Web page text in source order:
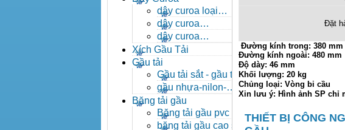
dây curoa loại
A,B,C,D,E
dây curoa
SPZ,SPA,SPB,SPC
dây curoa
XPZ,XPA,XPB,XPC
Xích Gầu Tải
Gầu tải
Gầu tải sắt - gầu tải
inox
gầu nhựa-nilon-
HDPE
Băng tải gầu
Băng tải gầu pvc
băng tải gầu cao su
Đặt
Đường kính trong: 380 mm
Đường kính ngoài: 480 mm
Độ dày: 46 mm
Khối lượng: 20 kg
Chủng loại: Vòng bi cầu
Xin lưu ý: Hình ảnh SP chỉ
THIẾT BỊ CÔNG